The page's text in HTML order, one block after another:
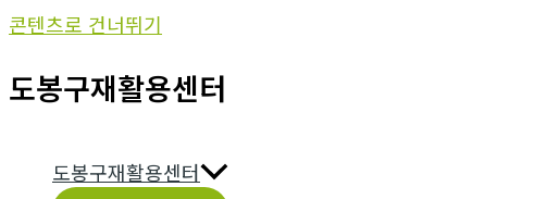
콘텐츠로 건너뛰기
도봉구재활용센터
도봉구재활용센터